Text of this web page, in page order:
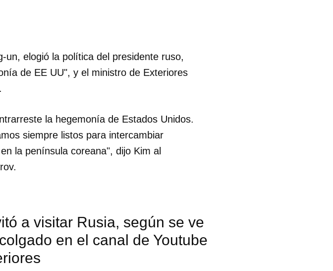
elogió la política del presidente ruso,
de EE UU", y el ministro de Exteriores
la hegemonía de Estados Unidos.
siempre listos para intercambiar
la península coreana", dijo Kim al
a visitar Rusia, según se ve
en el canal de Youtube